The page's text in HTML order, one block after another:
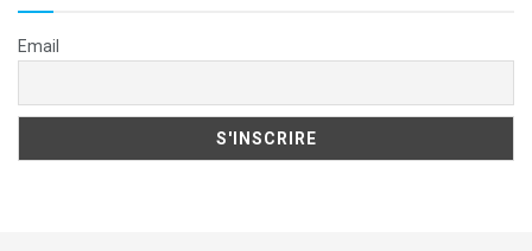
Email